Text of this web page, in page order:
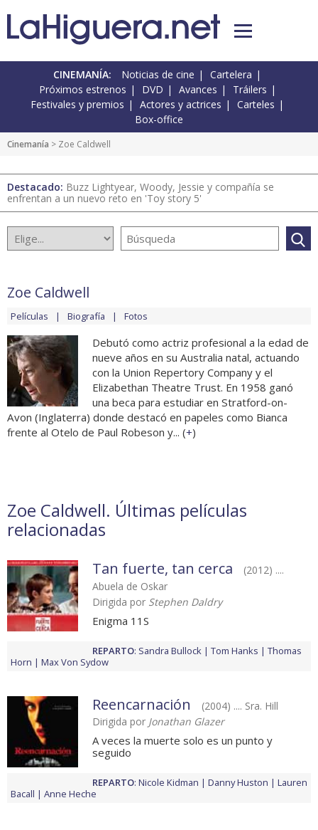
CINEMANÍA: Noticias de cine
Cartelera
Próximos estrenos
DVD Avances
Tráilers
Festivales y premios
Actores y actrices
Carteles
Box-office
Cinemanía > Zoe Caldwell
Destacado: Buzz Lightyear, Woody, Jessie y compañía se
enfrentan a un nuevo reto en 'Toy story 5'
Zoe Caldwell
Películas Biografía Fotos
Debutó como actriz profesional a la edad de
nueve años en su Australia natal, actuando
con la Union Repertory Company y el
Elizabethan Theatre Trust. En 1958 ganó
una beca para estudiar en Stratford-on-
Avon (Inglaterra) donde destacó en papeles como Bianca
frente al Otelo de Paul Robeson y... (+)
Zoe Caldwell. Últimas películas
relacionadas
Tan fuerte, tan cerca
(2012) ....
Abuela de Oskar
Dirigida por Stephen Daldry
Enigma 11S
REPARTO: Sandra Bullock Tom Hanks
Thomas
Horn
Max Von Sydow
Reencarnación
(2004) .... Sra. Hill
Dirigida por Jonathan Glazer
A veces la muerte solo es un punto y
seguido
REPARTO: Nicole Kidman Danny Huston
Lauren
Bacall
Anne Heche